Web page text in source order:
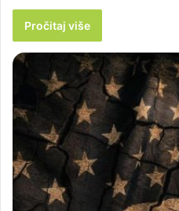
Pročitaj više